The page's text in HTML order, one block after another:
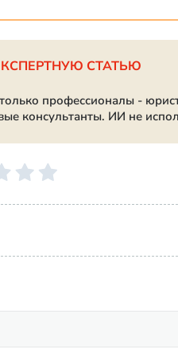
СТАТЬЮ
профессионалы -
консультанты. ИИ не